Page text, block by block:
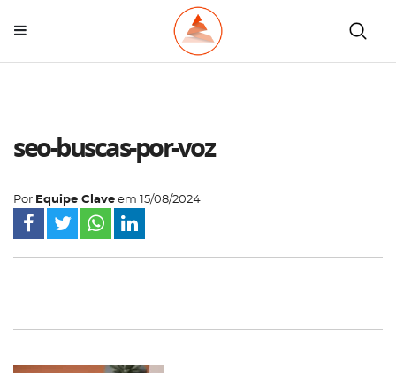
seo-buscas-por-voz
Por Equipe Clave em 15/08/2024